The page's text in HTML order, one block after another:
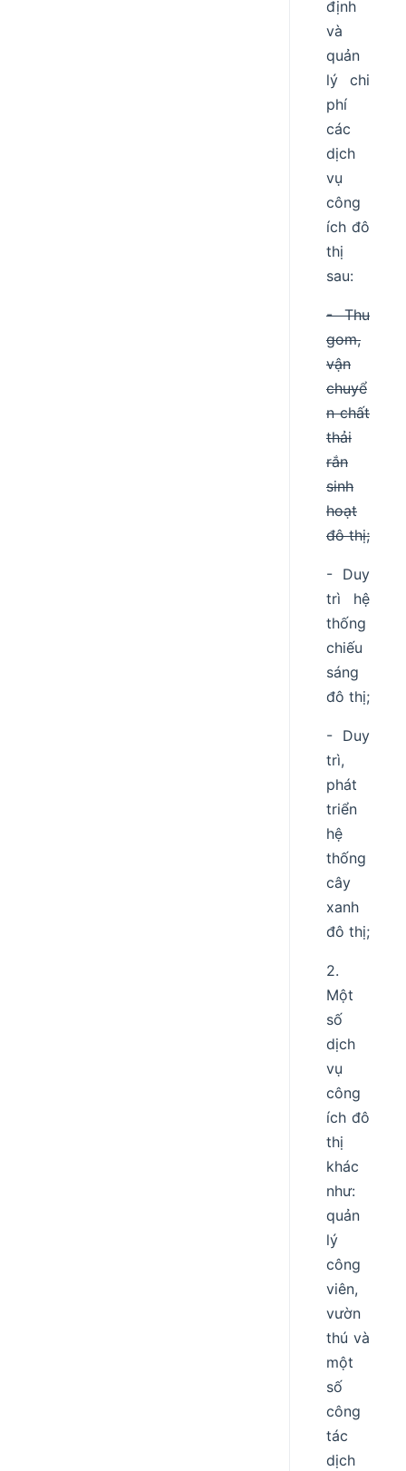
định
và
quản
lý chi
phí
các
dịch
vụ
công
ích đô
thị
sau:
- Thu
gom,
vận
chuyể
n chất
thải
rắn
sinh
hoạt
đô thị;
- Duy
trì hệ
thống
chiếu
sáng
đô thị;
- Duy
trì,
phát
triển
hệ
thống
cây
xanh
đô thị;
2.
Một
số
dịch
vụ
công
ích đô
thị
khác
như:
quản
lý
công
viên,
vườn
thú và
một
số
công
tác
dịch